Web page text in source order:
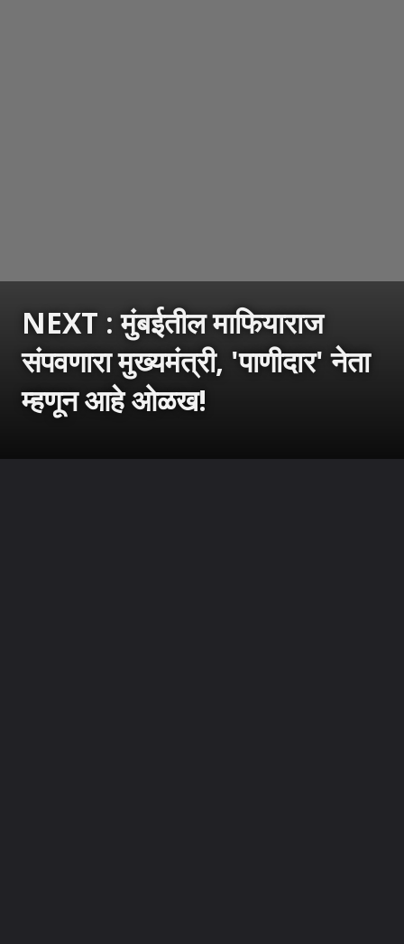
NEXT : मुंबईतील माफियाराज
संपवणारा मुख्यमंत्री, 'पाणीदार' नेता
म्हणून आहे ओळख!